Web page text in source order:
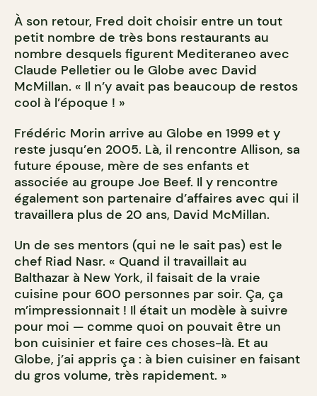
À son retour, Fred doit choisir entre un tout
petit nombre de très bons restaurants au
nombre desquels figurent Mediteraneo avec
Claude Pelletier ou le Globe avec David
McMillan. « Il n’y avait pas beaucoup de restos
cool à l’époque ! »
Frédéric Morin arrive au Globe en 1999 et y
reste jusqu’en 2005. Là, il rencontre Allison, sa
future épouse, mère de ses enfants et
associée au groupe Joe Beef. Il y rencontre
également son partenaire d’affaires avec qui il
travaillera plus de 20 ans, David McMillan.
Un de ses mentors (qui ne le sait pas) est le
chef Riad Nasr. « Quand il travaillait au
Balthazar à New York, il faisait de la vraie
cuisine pour 600 personnes par soir. Ça, ça
m’impressionnait ! Il était un modèle à suivre
pour moi — comme quoi on pouvait être un
bon cuisinier et faire ces choses-là. Et au
Globe, j’ai appris ça : à bien cuisiner en faisant
du gros volume, très rapidement. »